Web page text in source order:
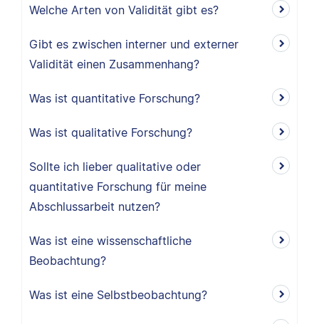
Welche Arten von Validität gibt es?
Gibt es zwischen interner und externer
Validität einen Zusammenhang?
Was ist quantitative Forschung?
Was ist qualitative Forschung?
Sollte ich lieber qualitative oder
quantitative Forschung für meine
Abschlussarbeit nutzen?
Was ist eine wissenschaftliche
Beobachtung?
Was ist eine Selbstbeobachtung?